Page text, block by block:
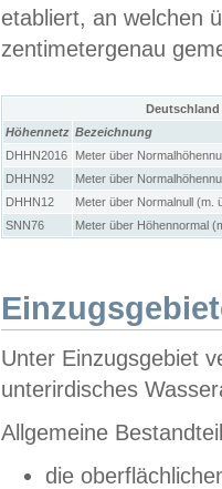
etabliert, an welchen
zentimetergenau
Höhennetz Bezeichnung
DHHN2016
Meter über
DHHN92
Meter über
DHHN12
Meter über Normalnull (m.
SNN76
Meter über Höhennormal
Unter Einzugsgebiet
unterirdisches
Allgemeine
die